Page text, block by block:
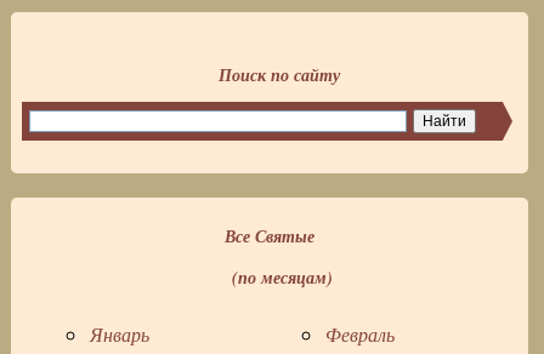
Все Святые
(по месяцам)
Январь Февраль
Поиск по сайту